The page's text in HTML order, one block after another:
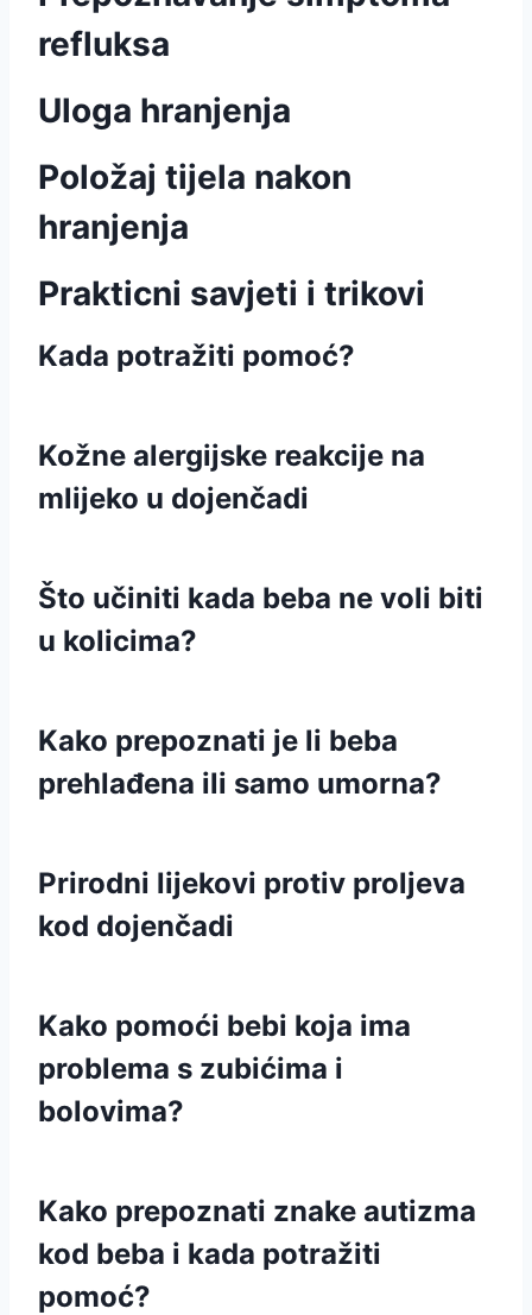
refluksa
Uloga hranjenja
Položaj tijela nakon
hranjenja
Prakticni savjeti i trikovi
Kada potražiti pomoć?
Kožne alergijske reakcije na
mlijeko u dojenčadi
Što učiniti kada beba ne voli biti
u kolicima?
Kako prepoznati je li beba
prehlađena ili samo umorna?
Prirodni lijekovi protiv proljeva
kod dojenčadi
Kako pomoći bebi koja ima
problema s zubićima i
bolovima?
Kako prepoznati znake autizma
kod beba i kada potražiti
pomoć?